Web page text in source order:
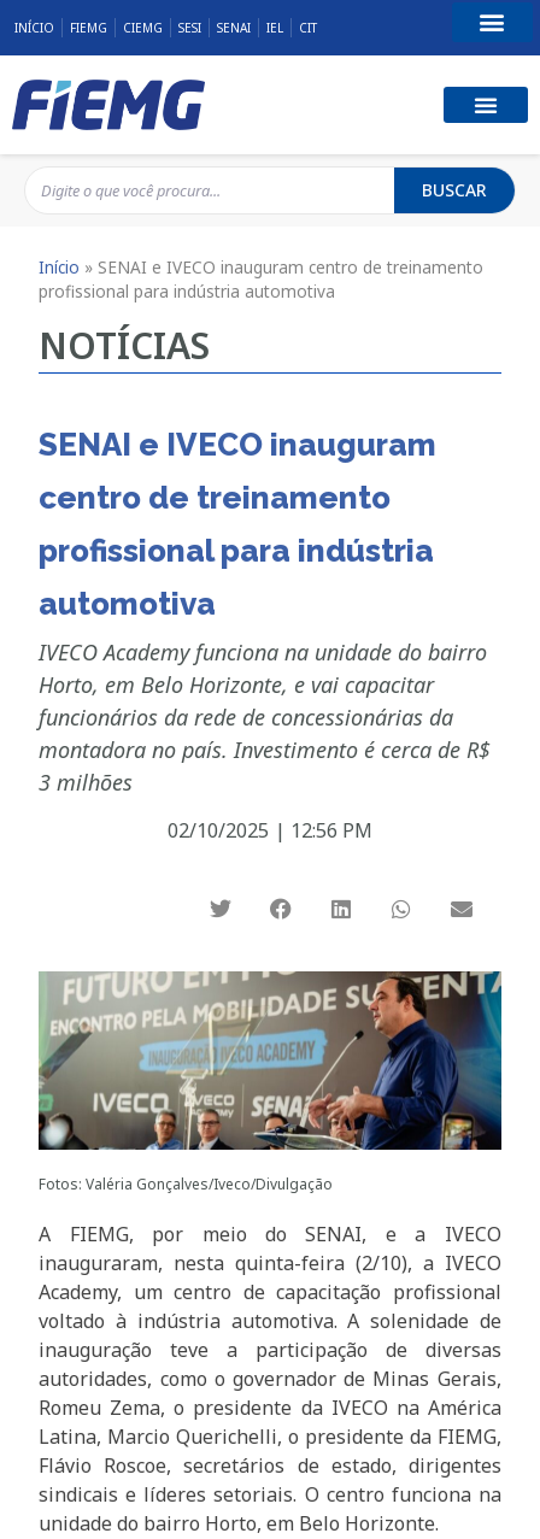
INÍCIO FIEMG CIEMG SESI SENAI IEL CIT
BUSCAR
Início » SENAI e IVECO inauguram centro de treinamento
profissional para indústria automotiva
NOTÍCIAS
SENAI e IVECO inauguram
centro de treinamento
profissional para indústria
automotiva
IVECO Academy funciona na unidade do bairro
Horto, em Belo Horizonte, e vai capacitar
funcionários da rede de concessionárias da
montadora no país. Investimento é cerca de R$
3 milhões
02/10/2025 | 12:56 PM
Fotos: Valéria Gonçalves/Iveco/Divulgação
A FIEMG, por meio do SENAI, e a IVECO
inauguraram, nesta quinta-feira (2/10), a IVECO
Academy, um centro de capacitação profissional
voltado à indústria automotiva. A solenidade de
inauguração teve a participação de diversas
autoridades, como o governador de Minas Gerais,
Romeu Zema, o presidente da IVECO na América
Latina, Marcio Querichelli, o presidente da FIEMG,
Flávio Roscoe, secretários de estado, dirigentes
sindicais e líderes setoriais. O centro funciona na
unidade do bairro Horto, em Belo Horizonte.